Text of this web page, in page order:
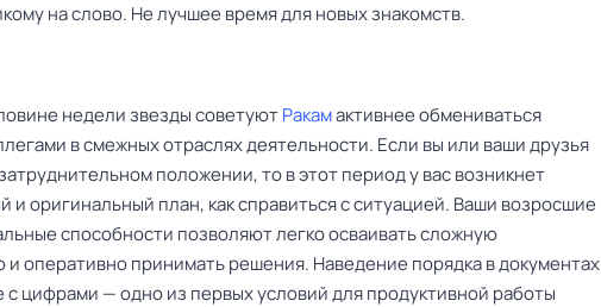
на слово. Не лучшее время для новых знакомств.
недели звезды советуютРакамактивнее обмениваться
в смежных отраслях деятельности. Если вы или ваши друзья
положении, то в этот период у вас возникнет
и оригинальный план, как справиться с ситуацией. Ваши возросшие
способности позволяют легко осваивать сложную
оперативно принимать решения. Наведение порядка в документах
с цифрами — одно из первых условий для продуктивной работы